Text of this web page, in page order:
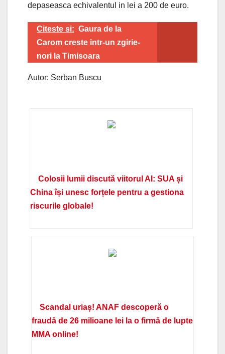
depaseasca echivalentul in lei a 200 de euro.
Citeste si: Gaura de la
Carom creste intr-un zgirie-
nori la Timisoara
Autor: Serban Buscu
Colosii lumii discută viitorul AI: SUA și
China își unesc forțele pentru a gestiona
riscurile globale!
Scandal uriaș! ANAF descoperă o
fraudă de 26 milioane lei la o firmă de lupte
MMA online!